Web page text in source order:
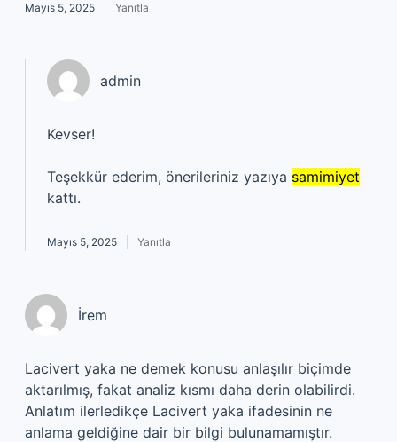
Mayıs 5, 2025 Yanıtla
admin
Kevser!
Teşekkür ederim, önerileriniz yazıya samimiyet
kattı.
Mayıs 5, 2025 Yanıtla
İrem
Lacivert yaka ne demek konusu anlaşılır biçimde
aktarılmış, fakat analiz kısmı daha derin olabilirdi.
Anlatım ilerledikçe Lacivert yaka ifadesinin ne
anlama geldiğine dair bir bilgi bulunamamıştır.